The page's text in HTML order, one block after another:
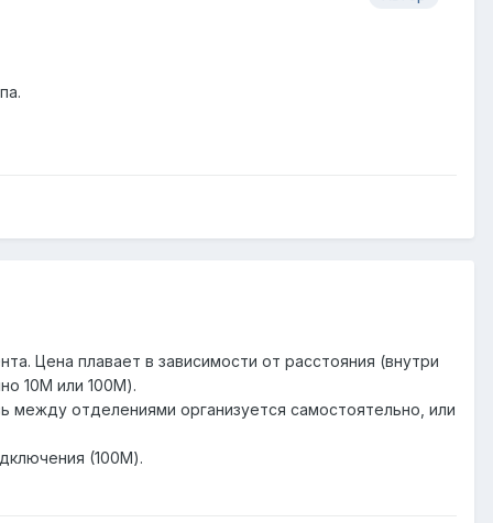
Цена плавает в зависимости от расстояния (внутри
10М или 100М).
между отделениями организуется самостоятельно, или
(100М).